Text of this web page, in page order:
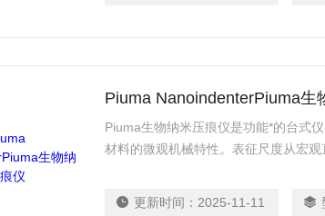
Piuma NanoindenterPiuma生
Piuma生物纳米压痕仪是功能*的台式
材料的微观机械特性。表征尺度从宏
更新时间： 2025-11-11